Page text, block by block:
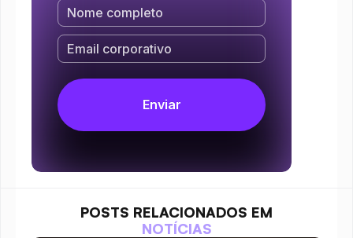
POSTS RELACIONADOS EM
NOTÍCIAS